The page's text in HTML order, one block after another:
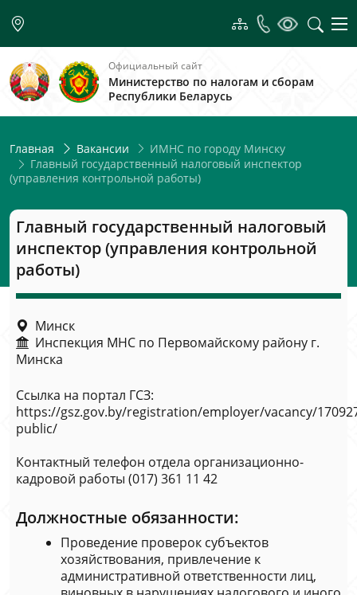
Официальный сайт
Министерство по налогам и сборам
Республики Беларусь
Главная Вакансии
ИМНС по городу Минску
Главный государственный налоговый инспектор
(управления контрольной работы)
Главный государственный налоговый
инспектор (управления контрольной
работы)
Минск
Инспекция МНС по Первомайскому району г.
Минска
Ссылка на портал ГСЗ:
https://gsz.gov.by/registration/employer/vacancy/
public/
Контактный телефон отдела организационно-
кадровой работы (017) 361 11 42
Должностные обязанности:
Проведение проверок субъектов
хозяйствования, привлечение к
административной ответственности лиц,